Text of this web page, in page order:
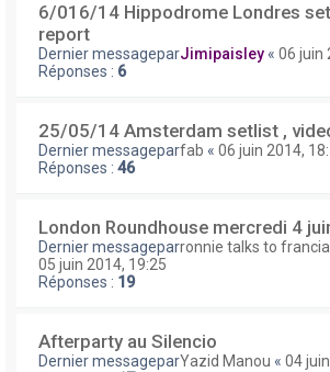
6/016/14 Hippodrome Londres
report
Dernier messageparJimipaisley « 06 juin
Réponses : 6
25/05/14 Amsterdam setlist ,
Dernier messageparfab « 06 juin 2014,
Réponses : 46
London Roundhouse mercredi 4
Dernier messageparronnie talks to francia
05 juin 2014, 19:25
Réponses : 19
Afterparty au Silencio
Dernier messageparYazid Manou « 04